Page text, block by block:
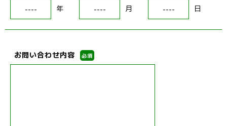
年
月 日
お問い合わせ内容 必須